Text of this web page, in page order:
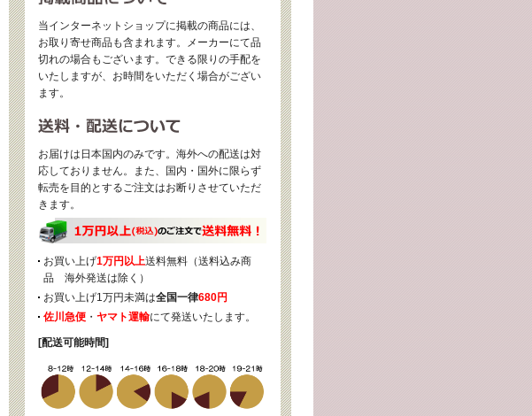
当インターネットショップに掲載の商品には、
お取り寄せ商品も含まれます。メーカーにて品
切れの場合もございます。できる限りの手配を
いたしますが、お時間をいただく場合がござい
ます。
お届けは日本国内のみです。海外への配送は対
応しておりません。また、国内・国外に限らず
転売を目的とするご注文はお断りさせていただ
きます。
お買い上げ1万円以上送料無料（送料込み商
品 海外発送は除く）
お買い上げ1万円未満は全国一律680円
佐川急便 ・ ヤマト運輸にて発送いたします。
[配送可能時間]